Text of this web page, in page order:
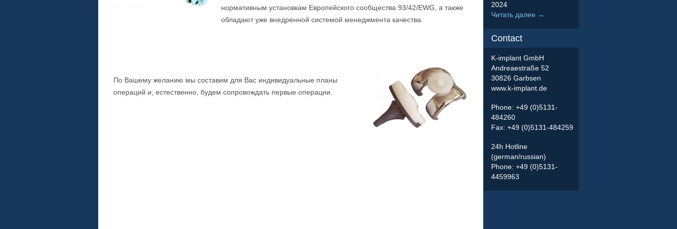
нормативным установкам Европейского сообщества 93/42/EWG, а также
обладают уже внедренной системой менеджмента качества.
По Вашему желанию мы составим для Вас индивидуальные планы
операций и, естественно, будем сопровождать первые операции.
2024
Читать далее →
Contact
K-implant GmbH
Andreaestraße 52
30826 Garbsen
www.k-implant.de
Phone: +49 (0)5131-
484260
Fax: +49 (0)5131-484259
24h Hotline
(german/russian)
Phone: +49 (0)5131-
4459963